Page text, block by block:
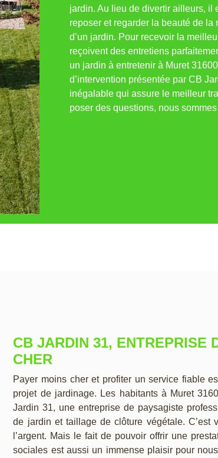
jardin. Au lieu de divertir ailleurs, il
reposer et regarder la beauté de
d’un jardin. Pour recevoir la
reçoivent des entretiens
un jardin à entretenir à Muret
d’intervention présentée par CB
inégalable qui assure le meilleur
poser des questions, nous
CB JARDIN 31, ENTREPRISE
CHER
Payer moins cher et profiter un service fiable
projet de jardinage. Les habitants à Muret
Jardin 31, une entreprise de paysagiste
de jardin et taillage de clôture végétale. C’est
l’argent. Mais le fait de pouvoir offrir une
sociales est aussi un immense plaisir pour